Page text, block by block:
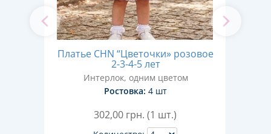
Платье CHN “Цветочки» розовое
2-3-4-5 лет
Интерлок, одним цветом
Ростовка: 4 шт
302,00 грн. (1 шт.)